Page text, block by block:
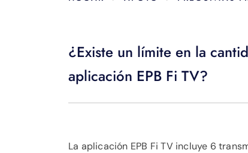
¿Existe un límite en la
aplicación EPB Fi TV?
La aplicación EPB Fi TV incluye 6